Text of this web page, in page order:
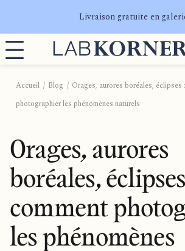
Livraison gratuite en
Accueil Blog
Orages, aurores boréales, éclipses
photographier les phénomènes naturels
Orages, aurores
boréales,
comment
les phénomènes